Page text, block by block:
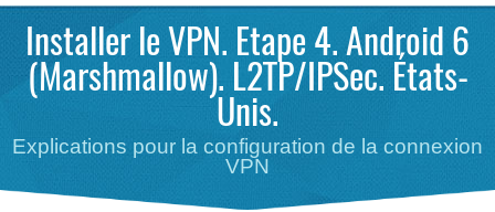
Installer le VPN. Etape 4. Android 6
(Marshmallow). L2TP/IPSec. États-
Unis.
Explications pour la configuration de la connexion
VPN